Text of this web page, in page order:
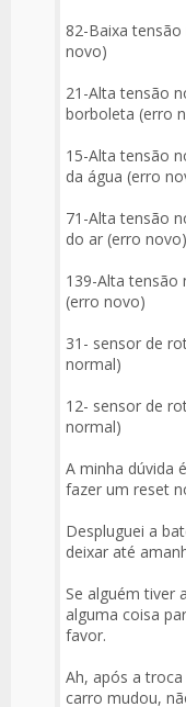
82-Baixa
novo)
21-Alta tensão
borboleta (erro
15-Alta tensão
da água (erro
71-Alta tensão
do ar (erro novo)
139-Alta tensão
(erro novo)
31- sensor de
normal)
12- sensor de
normal)
A minha dúvida
fazer um reset
Despluguei a
deixar até
Se alguém tiver
alguma coisa
favor.
Ah, após a
carro mudou,